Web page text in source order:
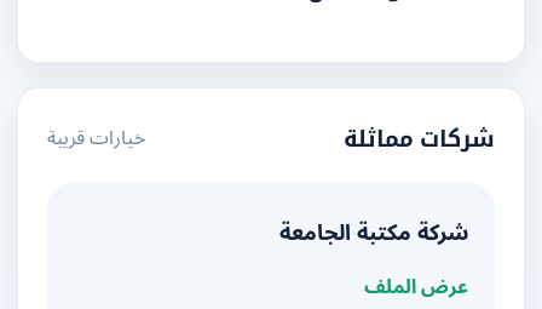
شركات مماثلة خيارات قريبة
شركة مكتبة الجامعة
عرض الملف